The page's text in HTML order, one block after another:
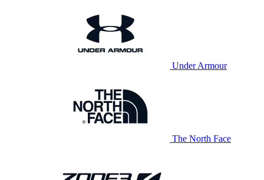
Under Armour
The North Face